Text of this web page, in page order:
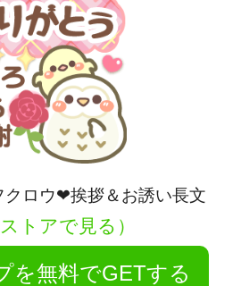
ロウ❤挨拶＆お誘い長文
ストアで見る）
を無料でGETする